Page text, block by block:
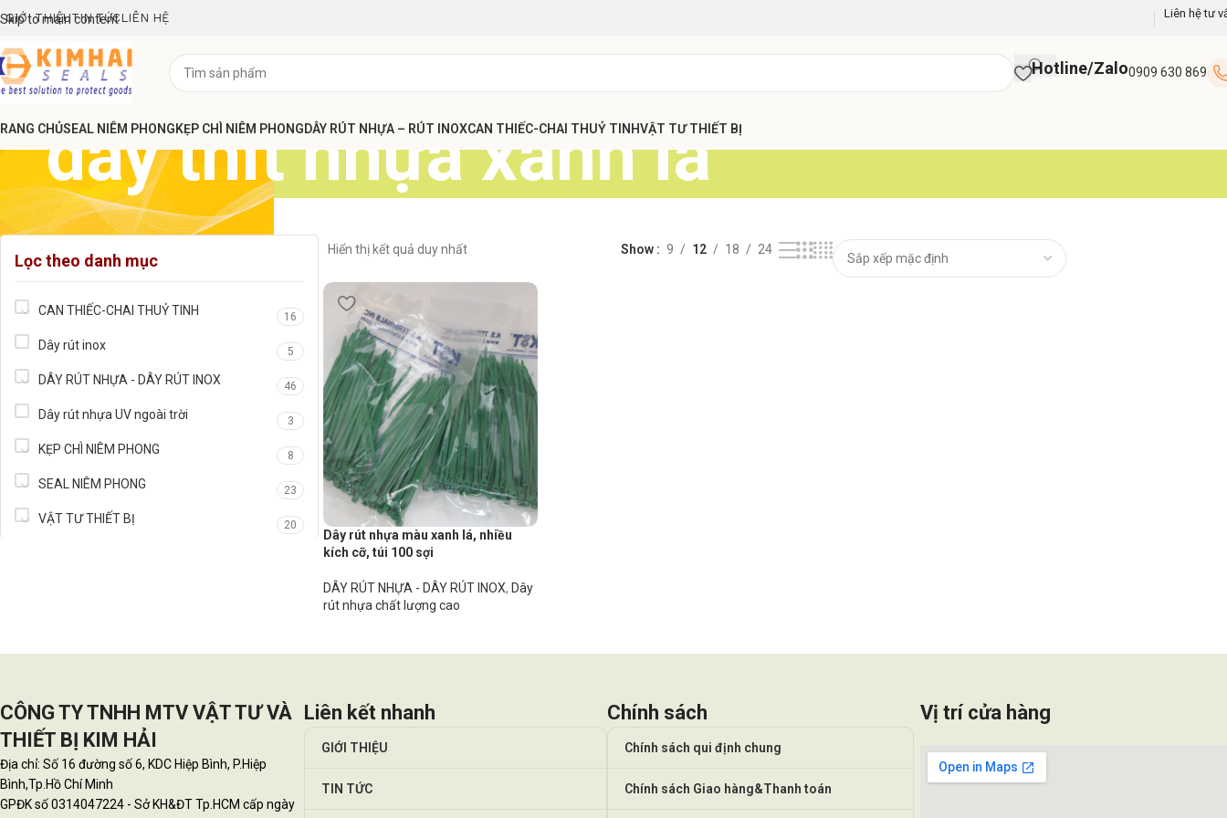
Skip to main content
GIỚI THIỆUTIN TỨC LIÊN HỆ Liên hệ tư
Hotline/Zalo0909 630 869
CHỦSEAL NIÊM PHONGKẸP CHÌ NIÊM PHONGDÂY RÚT NHỰA – RÚT INOXCAN THIẾC-CHAI THUỶ TINHVẬT TƯ THIẾT BỊ
dây thít nhựa xanh lá
Lọc theo danh mục
CAN THIẾC-CHAI THUỶ TINH 16
Dây rút inox 5
DÂY RÚT NHỰA - DÂY RÚT INOX 46
Dây rút nhựa UV ngoài trời 3
KẸP CHÌ NIÊM PHONG 8
SEAL NIÊM PHONG 23
VẬT TƯ THIẾT BỊ 20
Hiển thị kết quả duy nhất Show 9 12 18 24
Dây rút nhựa màu xanh lá, nhiều
kích cỡ, túi 100 sợi
DÂY RÚT NHỰA - DÂY RÚT INOX, Dây
rút nhựa chất lượng cao
CÔNG TY TNHH MTV VẬT TƯ VÀ
THIẾT BỊ KIM HẢI
Địa chỉ: Số 16 đường số 6, KDC Hiệp Bình, P.Hiệp
Bình,Tp.Hồ Chí Minh
GPĐK số 0314047224 - Sở KH&ĐT Tp.HCM cấp ngày
Liên kết nhanh
GIỚI THIỆU
TIN TỨC
Chính sách
Chính sách qui định chung
Chính sách Giao hàng&Thanh toán
Vị trí cửa hàng